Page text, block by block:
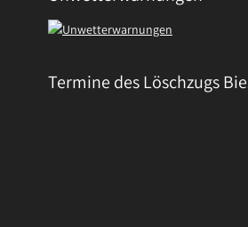
Termine des Löschzugs